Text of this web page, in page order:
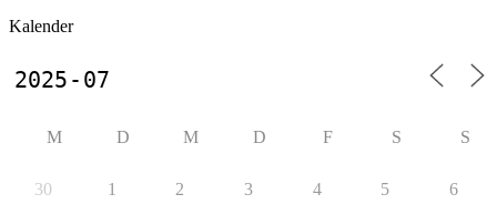
Kalender
M D M D F S S
30 1 2 3 4 5 6